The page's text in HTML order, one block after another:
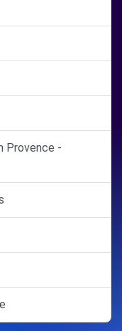
Provence -